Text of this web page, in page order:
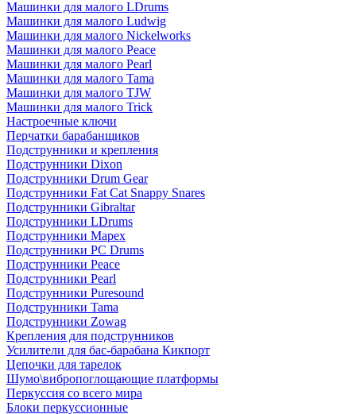
Машинки для малого LDrums
Машинки для малого Ludwig
Машинки для малого Nickelworks
Машинки для малого Peace
Машинки для малого Pearl
Машинки для малого Tama
Машинки для малого TJW
Машинки для малого Trick
Настроечные ключи
Перчатки барабанщиков
Подструнники и крепления
Подструнники Dixon
Подструнники Drum Gear
Подструнники Fat Cat Snappy Snares
Подструнники Gibraltar
Подструнники LDrums
Подструнники Mapex
Подструнники PC Drums
Подструнники Peace
Подструнники Pearl
Подструнники Puresound
Подструнники Tama
Подструнники Zowag
Крепления для подструнников
Усилители для бас-барабана Кикпорт
Цепочки для тарелок
Шумо\вибропоглощающие платформы
Перкуссия со всего мира
Блоки перкуссионные